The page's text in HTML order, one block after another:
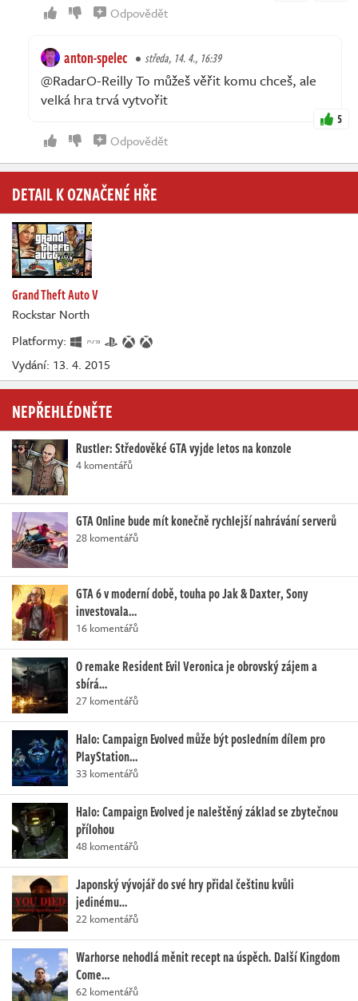
Odpovědět
anton-spelec středa, 14. 4., 16:39
@RadarO-Reilly To můžeš věřit komu chceš, ale
velká hra trvá vytvořit
5
Odpovědět
DETAIL K OZNAČENÉ HŘE
Grand Theft Auto V
Rockstar North
Platformy:
Vydání: 13. 4. 2015
NEPŘEHLÉDNĚTE
Rustler: Středověké GTA vyjde letos na konzole
4 komentářů
GTA Online bude mít konečně rychlejší nahrávání serverů
28 komentářů
GTA 6 v moderní době, touha po Jak & Daxter, Sony
investovala…
16 komentářů
O remake Resident Evil Veronica je obrovský zájem a
sbírá…
27 komentářů
Halo: Campaign Evolved může být posledním dílem pro
PlayStation…
33 komentářů
Halo: Campaign Evolved je naleštěný základ se zbytečnou
přílohou
48 komentářů
Japonský vývojář do své hry přidal češtinu kvůli
jedinému…
22 komentářů
Warhorse nehodlá měnit recept na úspěch. Další Kingdom
Come…
62 komentářů